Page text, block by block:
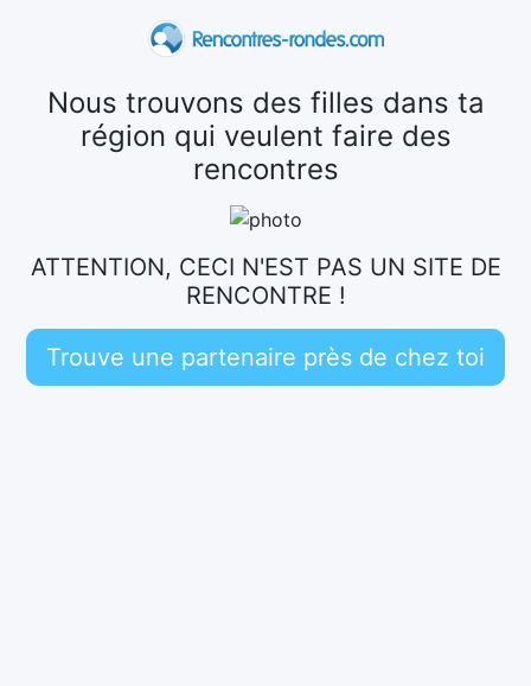
Nous trouvons des filles dans ta
région qui veulent faire des
rencontres
ATTENTION, CECI N'EST PAS UN SITE DE
RENCONTRE !
Trouve une partenaire près de chez toi